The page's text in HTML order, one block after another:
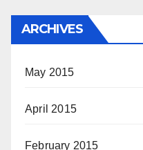
ARCHIVES
May 2015
April 2015
February 2015